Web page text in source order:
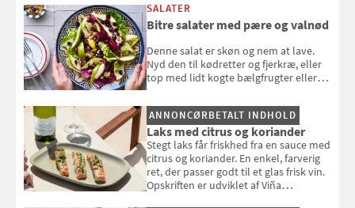
SALATER
Bitre salater med pære og valnød
Denne salat er skøn og nem at lave.
Nyd den til kødretter og fjerkræ, eller
top med lidt kogte bælgfrugter eller
selvstændigt måltid. Opskriften er fra
Louisa Lorangs kogebog "Salat".
ANNONCØRBETALT INDHOLD
Laks med citrus og koriander
Stegt laks får friskhed fra en sauce med
citrus og koriander. En enkel, farverig
ret, der passer godt til et glas frisk vin.
Opskriften er udviklet af Viña